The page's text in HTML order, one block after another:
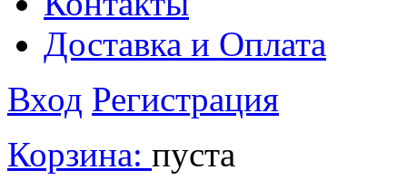
Доставка и Оплата
Вход Регистрация
Корзина: пуста